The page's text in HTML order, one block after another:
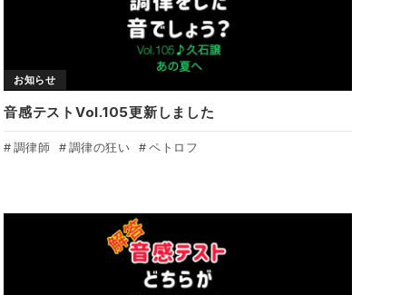
お知らせ
音感テストVol.105更新しました
調律師 調律の狂い ペトロフ